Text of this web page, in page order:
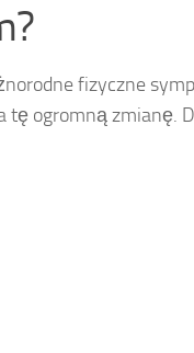
fizyczne
tę ogromną zmianę.